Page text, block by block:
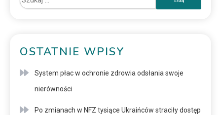
OSTATNIE WPISY
System płac w ochronie zdrowia odsłania swoje
nierówności
Po zmianach w NFZ tysiące Ukraińców straciły dostęp